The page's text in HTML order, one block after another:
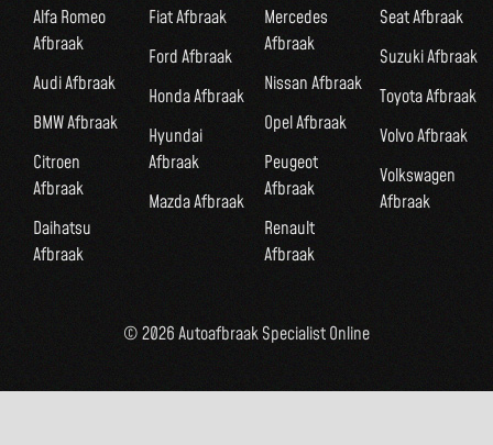
Alfa Romeo
Afbraak
Audi Afbraak
BMW Afbraak
Citroen
Afbraak
Daihatsu
Afbraak
Fiat Afbraak
Ford Afbraak
Honda Afbraak
Hyundai
Afbraak
Mazda Afbraak
Mercedes
Afbraak
Nissan Afbraak
Opel Afbraak
Peugeot
Afbraak
Renault
Afbraak
Seat Afbraak
Suzuki Afbraak
Toyota Afbraak
Volvo Afbraak
Volkswagen
Afbraak
© 2026 Autoafbraak Specialist Online